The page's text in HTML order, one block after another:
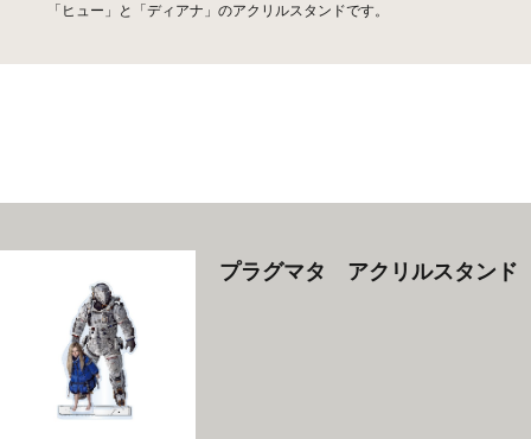
「ヒュー」と「ディアナ」のアクリルスタンドです。
プラグマタ アクリルスタンド